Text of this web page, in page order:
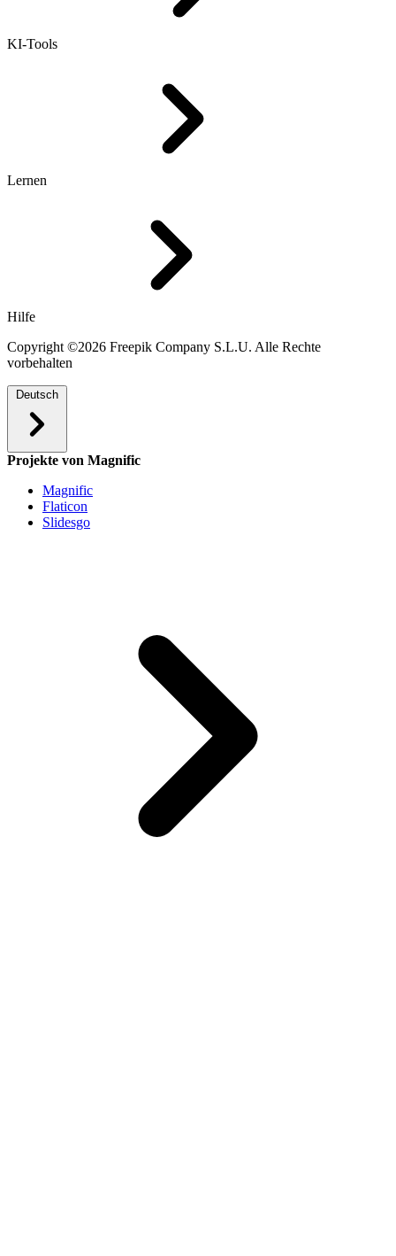
KI-Tools
Lernen
Hilfe
Copyright ©2026 Freepik Company S.L.U. Alle Rechte
vorbehalten
Deutsch
Projekte von Magnific
Magnific
Flaticon
Slidesgo